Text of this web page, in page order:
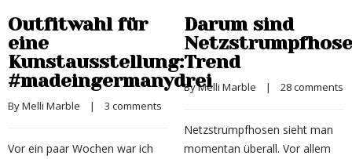
Outfitwahl für
eine
Kunstausstellung:
#madeingermanydrei
By Melli Marble
    |
3 comments
Vor ein paar Wochen war ich
Darum sind
Trend
By Melli Marble
    |
28 comments
Netzstrumpfhosen sieht man
momentan überall. Vor allem